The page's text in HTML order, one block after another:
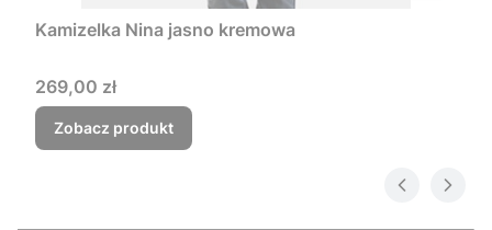
Kamizelka Nina jasno kremowa
Cena
269,00 zł
Zobacz produkt